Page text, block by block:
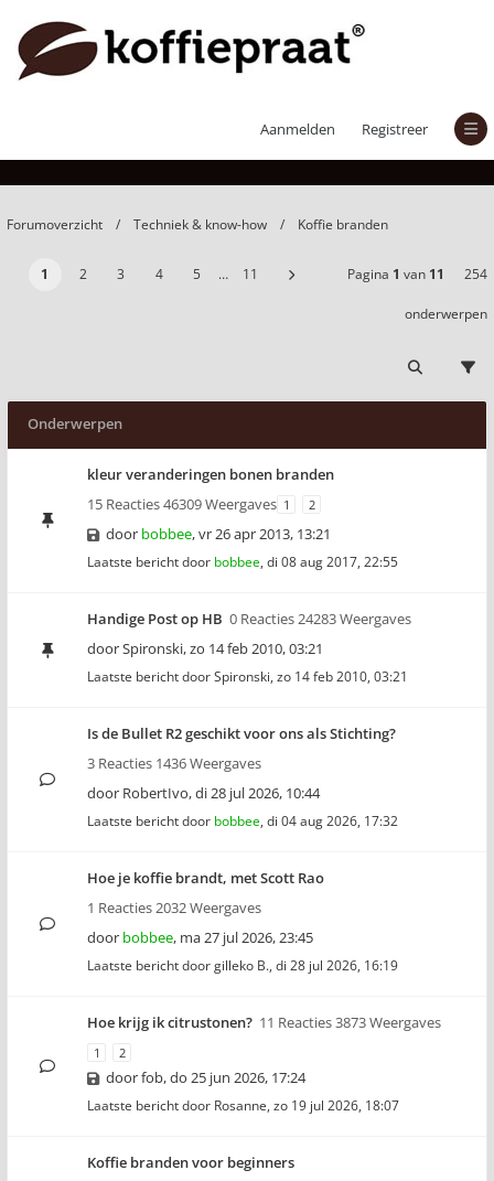
Aanmelden Registreer
Forumoverzicht Techniek & know-how Koffie branden
1 2 3 4 5 … 11 Pagina 1 van 11 254
onderwerpen
Onderwerpen
kleur veranderingen bonen branden
15 Reacties 46309 Weergaves 1 2
door bobbee,vr 26 apr 2013, 13:21
Laatste bericht door bobbee, di 08 aug 2017, 22:55
Handige Post op HB 0 Reacties 24283 Weergaves
doorSpironski,zo 14 feb 2010, 03:21
Laatste bericht doorSpironski, zo 14 feb 2010, 03:21
Is de Bullet R2 geschikt voor ons als Stichting?
3 Reacties 1436 Weergaves
door RobertIvo,di 28 jul 2026, 10:44
Laatste bericht door bobbee, di 04 aug 2026, 17:32
Hoe je koffie brandt, met Scott Rao
1 Reacties 2032 Weergaves
door bobbee, ma 27 jul 2026, 23:45
Laatste bericht doorgilleko B., di 28 jul 2026, 16:19
Hoe krijg ik citrustonen? 11 Reacties 3873 Weergaves
1 2
doorfob,do 25 jun 2026, 17:24
Laatste bericht door Rosanne, zo 19 jul 2026, 18:07
Koffie branden voor beginners